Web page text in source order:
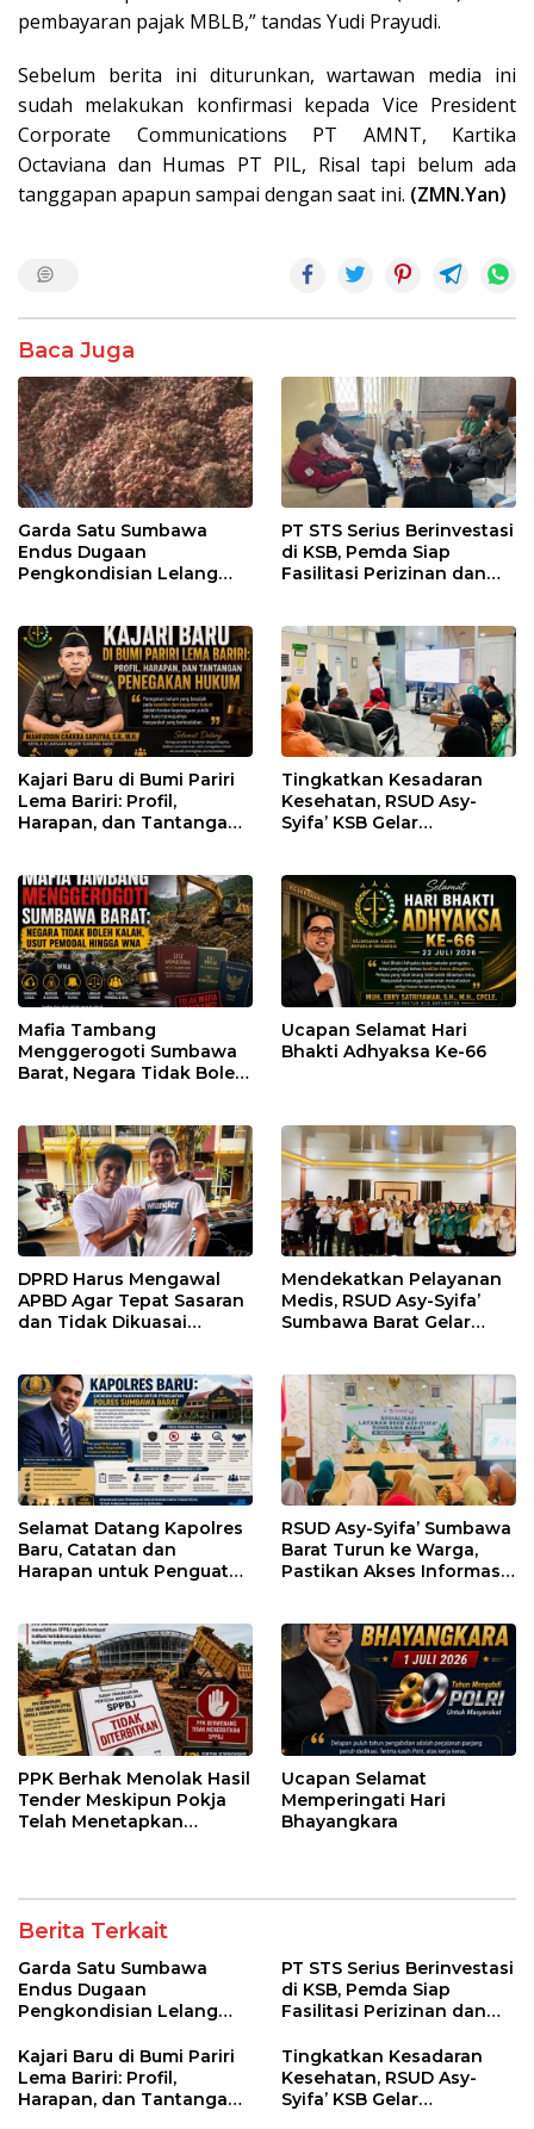
pembayaran pajak MBLB,” tandas Yudi Prayudi.
Sebelum berita ini diturunkan, wartawan media ini
sudah melakukan konfirmasi kepada Vice President
Corporate Communications PT AMNT, Kartika
Octaviana dan Humas PT PIL, Risal tapi belum ada
tanggapan apapun sampai dengan saat ini. (ZMN.Yan)
Baca Juga
Garda Satu Sumbawa
Endus Dugaan
Pengkondisian Lelang
senilai Rp 7,5 Miliar
PT STS Serius Berinvestasi
di KSB, Pemda Siap
Fasilitasi Perizinan dan
Kajari Baru di Bumi Pariri
Lema Bariri: Profil,
Harapan, dan Tantangan
Tingkatkan Kesadaran
Kesehatan, RSUD Asy-
Syifa’ KSB Gelar
Mafia Tambang
Menggerogoti Sumbawa
Barat, Negara Tidak Boleh
Ucapan Selamat Hari
Bhakti Adhyaksa Ke-66
DPRD Harus Mengawal
APBD Agar Tepat Sasaran
dan Tidak Dikuasai
Mendekatkan Pelayanan
Medis, RSUD Asy-Syifa’
Sumbawa Barat Gelar
Selamat Datang Kapolres
Baru, Catatan dan
Harapan untuk Penguatan
RSUD Asy-Syifa’ Sumbawa
Barat Turun ke Warga,
Pastikan Akses Informasi
PPK Berhak Menolak Hasil
Tender Meskipun Pokja
Telah Menetapkan
Ucapan Selamat
Memperingati Hari
Bhayangkara
Berita Terkait
Garda Satu Sumbawa
Endus Dugaan
Pengkondisian Lelang
Benih Bawang Merah
senilai Rp 7,5 Miliar
PT STS Serius Berinvestasi
di KSB, Pemda Siap
Fasilitasi Perizinan dan
Regulasi
Kajari Baru di Bumi Pariri
Lema Bariri: Profil,
Harapan, dan Tantangan
Tingkatkan Kesadaran
Kesehatan, RSUD Asy-
Syifa’ KSB Gelar